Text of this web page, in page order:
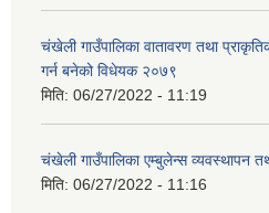
चंखेली गाउँपालिका वातावरण तथा
गर्न बनेको विधेयक २०७९
मिति: 06/27/2022 - 11:19
चंखेली गाउँपालिका एम्बुलेन्स व्यवस्थापन
मिति: 06/27/2022 - 11:16